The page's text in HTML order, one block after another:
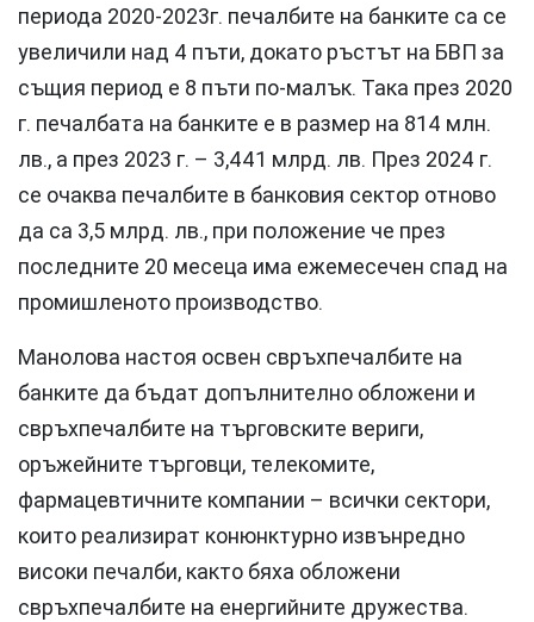
периода 2020-2023г. печалбите на банките са се
увеличили над 4 пъти, докато ръстът на БВП за
същия период е 8 пъти по-малък. Така през 2020
г. печалбата на банките е в размер на 814 млн.
лв., а през 2023 г. – 3,441 млрд. лв. През 2024 г.
се очаква печалбите в банковия сектор отново
да са 3,5 млрд. лв., при положение че през
последните 20 месеца има ежемесечен спад на
промишленото производство.
Манолова настоя освен свръхпечалбите на
банките да бъдат допълнително обложени и
свръхпечалбите на търговските вериги,
оръжейните търговци, телекомите,
фармацевтичните компании – всички сектори,
които реализират конюнктурно извънредно
високи печалби, както бяха обложени
свръхпечалбите на енергийните дружества.